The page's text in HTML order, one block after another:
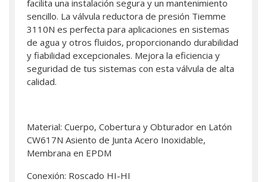
facilita una instalación segura y un mantenimiento
sencillo. La válvula reductora de presión Tiemme
3110N es perfecta para aplicaciones en sistemas
de agua y otros fluidos, proporcionando durabilidad
y fiabilidad excepcionales. Mejora la eficiencia y
seguridad de tus sistemas con esta válvula de alta
calidad.
Material: Cuerpo, Cobertura y Obturador en Latón
CW617N Asiento de Junta Acero Inoxidable,
Membrana en EPDM
Conexión: Roscado HI-HI